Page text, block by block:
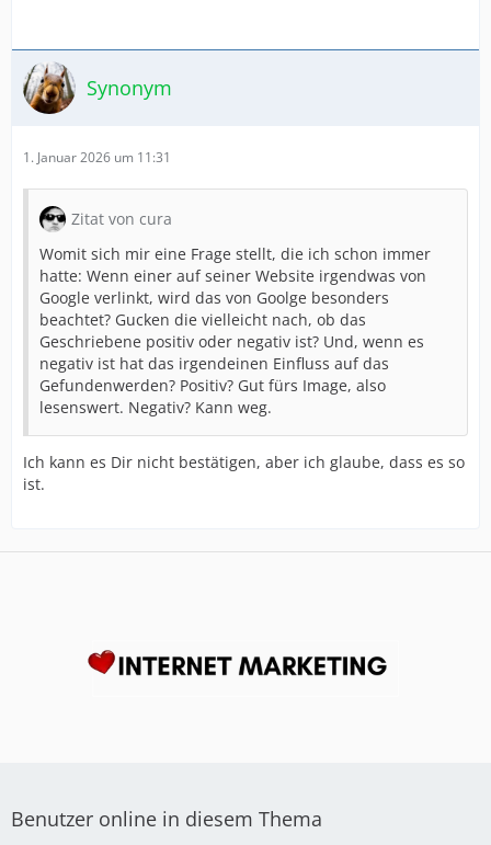
Synonym
1. Januar 2026 um 11:31
Zitat von cura
Womit sich mir eine Frage stellt, die ich schon immer
hatte: Wenn einer auf seiner Website irgendwas von
Google verlinkt, wird das von Goolge besonders
beachtet? Gucken die vielleicht nach, ob das
Geschriebene positiv oder negativ ist? Und, wenn es
negativ ist hat das irgendeinen Einfluss auf das
Gefundenwerden? Positiv? Gut fürs Image, also
lesenswert. Negativ? Kann weg.
Ich kann es Dir nicht bestätigen, aber ich glaube, dass es so
ist.
Benutzer online in diesem Thema